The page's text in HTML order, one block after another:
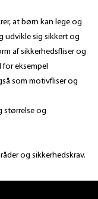
at børn kan lege og
udvikle sig sikkert og
af sikkerhedsfliser og
eksempel
som motivfliser og
størrelse og
og sikkerhedskrav.